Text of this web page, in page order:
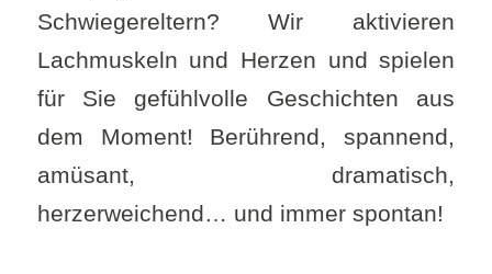
Schwiegereltern? Wir aktivieren
Lachmuskeln und Herzen und spielen
für Sie gefühlvolle Geschichten aus
dem Moment! Berührend, spannend,
amüsant, dramatisch,
herzerweichend… und immer spontan!